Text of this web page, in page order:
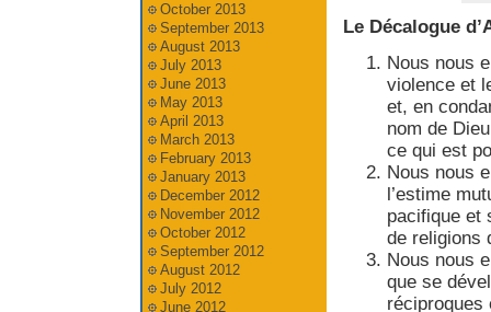
Le Décalogue
Nous nous
violence et
et, en
nom de
ce qui est
Nous nous
l’estime
pacifique et
de religions
Nous nous
que se
réciproques
October 2013
September 2013
August 2013
July 2013
June 2013
May 2013
April 2013
March 2013
February 2013
January 2013
December 2012
November 2012
October 2012
September 2012
August 2012
July 2012
June 2012